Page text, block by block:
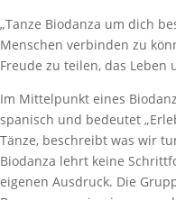
„Tanze Biodanza um dich
Menschen verbinden zu
Freude zu teilen, das Leben
Im Mittelpunkt eines
spanisch und bedeutet
Tänze, beschreibt was wir
Biodanza lehrt keine
eigenen Ausdruck. Die